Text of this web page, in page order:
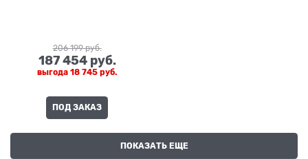
206 199 руб.
187 454 руб.
выгода 18 745 руб.
ПОД ЗАКАЗ
ПОКАЗАТЬ ЕЩЕ